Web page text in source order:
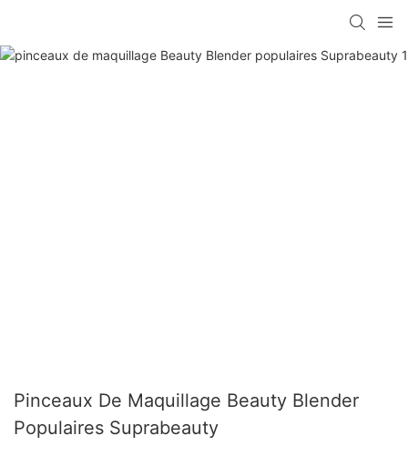
Pinceaux De Maquillage Beauty Blender
Populaires Suprabeauty